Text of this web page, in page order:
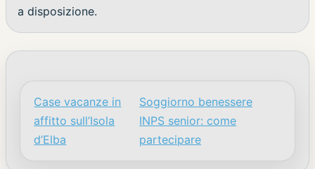
a disposizione.
Navigazione articoli
Case vacanze in
affitto sull’Isola
d’Elba
Soggiorno benessere
INPS senior: come
partecipare